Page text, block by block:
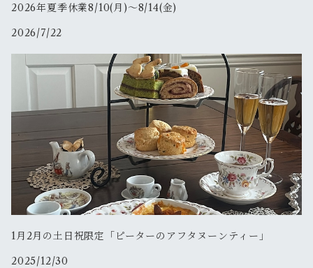
2026年夏季休業8/10(月)〜8/14(金)
2026/7/22
1月2月の土日祝限定「ピーターのアフタヌーンティー」
2025/12/30